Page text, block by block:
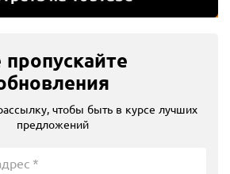
пропускайте
чтобы быть в курсе лучших
предложений